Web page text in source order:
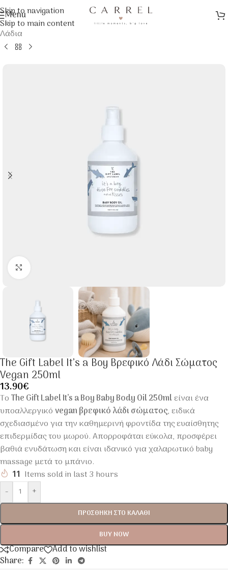
Skip to navigation
Skip to main content
Menu
Αρχική σελίδα/Φροντίδα & Υγιεινή Μωρού
Λάδια
The Gift Label It’s a Boy Βρεφικό Λάδι Σώματος
Vegan 250ml
13.90€
ΤοThe Gift Label It’s a Boy Baby Body Oil 250mlείναι ένα
υποαλλεργικόvegan βρεφικό λάδι σώματος, ειδικά
σχεδιασμένο για την καθημερινή φροντίδα της ευαίσθητης
επιδερμίδας του μωρού. Απορροφάται εύκολα, προσφέρει
βαθιά ενυδάτωση και είναι ιδανικό για χαλαρωτικό baby
massage μετά το μπάνιο.
11 Items sold in last 3 hours
-
+
ΠΡΟΣΘΉΚΗ ΣΤΟ ΚΑΛΆΘΙ
BUY NOW
Compare
Add to wishlist
Share: